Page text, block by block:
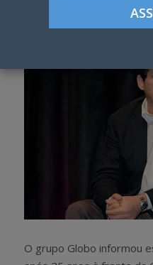
O grupo Globo informou